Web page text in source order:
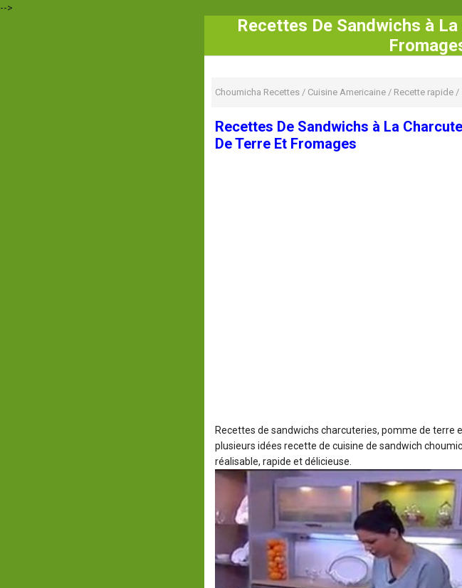
-->
Recettes De Sandwichs à
Choumicha Recettes / Cuisine Americaine / Recette rapide /
Recettes De Sandwichs à La
De Terre Et Fromages
Recettes de sandwichs charcuteries, pomme de terre
plusieurs idées recette de cuisine de sandwich
réalisable, rapide et délicieuse.